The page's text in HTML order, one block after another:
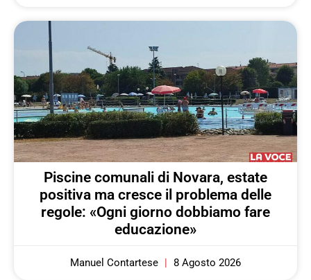
Piscine comunali di Novara, estate
positiva ma cresce il problema delle
regole: «Ogni giorno dobbiamo fare
educazione»
Manuel Contartese 8 Agosto 2026